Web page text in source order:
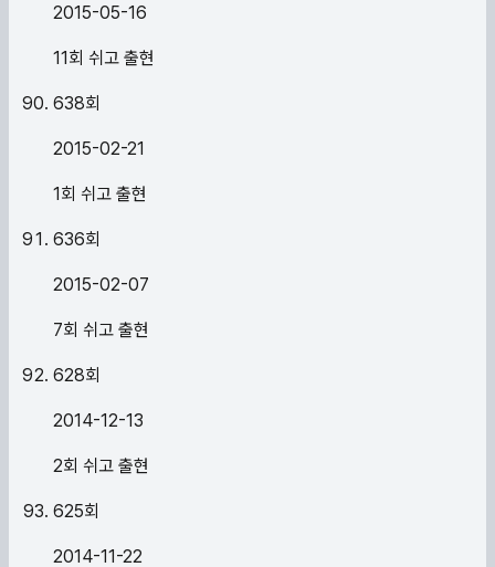
2015-05-16
11회 쉬고 출현
638회
2015-02-21
1회 쉬고 출현
636회
2015-02-07
7회 쉬고 출현
628회
2014-12-13
2회 쉬고 출현
625회
2014-11-22